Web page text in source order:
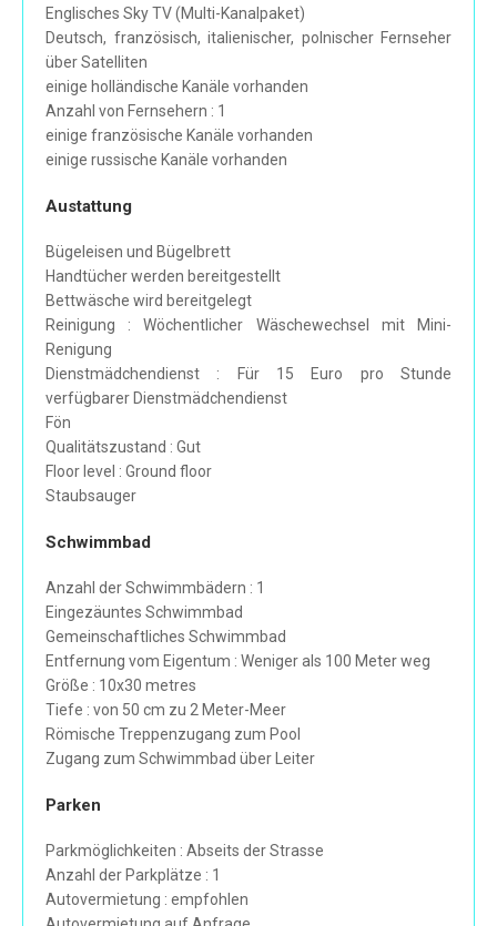
Englisches Sky TV (Multi-Kanalpaket)
Deutsch, französisch, italienischer, polnischer Fernseher
über Satelliten
einige holländische Kanäle vorhanden
Anzahl von Fernsehern : 1
einige französische Kanäle vorhanden
einige russische Kanäle vorhanden
Austattung
Bügeleisen und Bügelbrett
Handtücher werden bereitgestellt
Bettwäsche wird bereitgelegt
Reinigung : Wöchentlicher Wäschewechsel mit Mini-
Renigung
Dienstmädchendienst : Für 15 Euro pro Stunde
verfügbarer Dienstmädchendienst
Fön
Qualitätszustand : Gut
Floor level : Ground floor
Staubsauger
Schwimmbad
Anzahl der Schwimmbädern : 1
Eingezäuntes Schwimmbad
Gemeinschaftliches Schwimmbad
Entfernung vom Eigentum : Weniger als 100 Meter weg
Größe : 10x30 metres
Tiefe : von 50 cm zu 2 Meter-Meer
Römische Treppenzugang zum Pool
Zugang zum Schwimmbad über Leiter
Parken
Parkmöglichkeiten : Abseits der Strasse
Anzahl der Parkplätze : 1
Autovermietung : empfohlen